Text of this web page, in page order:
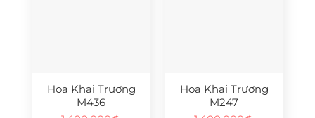
Hoa Khai Trương
M436
Hoa Khai Trương
M247